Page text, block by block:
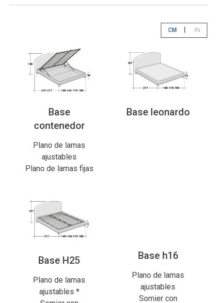
CM
IN
Base
contenedor
Plano de lamas
ajustables
Plano de lamas fijas
Base leonardo
Base H25
Plano de lamas
ajustables *
Base h16
Plano de lamas
ajustables
Somier con